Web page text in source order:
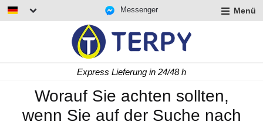
Messenger Menü
Express Lieferung in 24/48 h
Worauf Sie achten sollten,
wenn Sie auf der Suche nach